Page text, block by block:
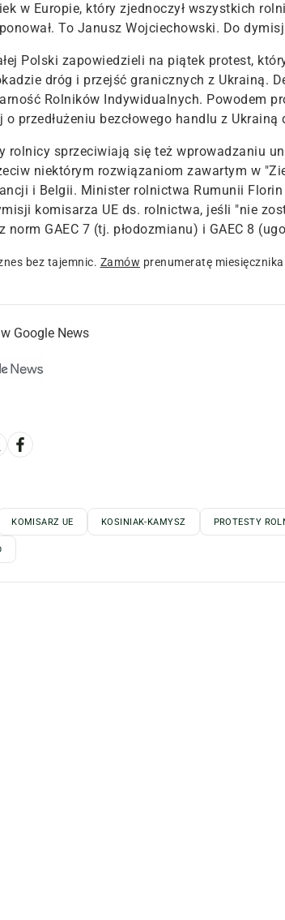
w Europie, który zjednoczył wszystkich
To Janusz Wojciechowski. Do
Polski zapowiedzieli na piątek protest,
dróg i przejść granicznych z Ukrainą.
Rolników Indywidualnych. Powodem
o przedłużeniu bezcłowego handlu z Ukrainą
rolnicy sprzeciwiają się też wprowadzaniu
niektórym rozwiązaniom zawartym w
i Belgii. Minister rolnictwa Rumunii
komisarza UE ds. rolnictwa, jeśli "nie
norm GAEC 7 (tj. płodozmianu) i GAEC 8
bez tajemnic. Zamów prenumeratę miesięcznika
Google News
KOMISARZ UE KOSINIAK-KAMYSZ PROTESTY